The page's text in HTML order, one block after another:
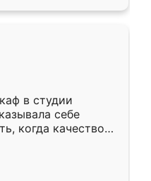
в студии
себе
когда качеством
кухня уже почти